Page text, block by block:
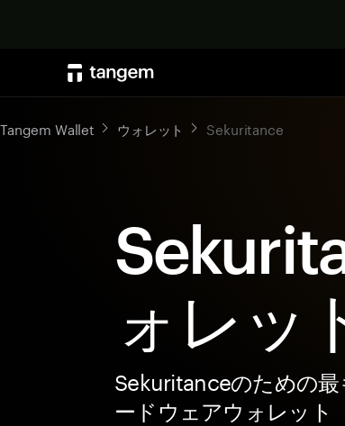
Tangem Wallet ウォレット Sekuritance
ォレッ
Sekuritanceのための
ードウェアウォレット